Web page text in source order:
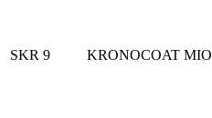
SKR 9 KRONOCOAT MIO